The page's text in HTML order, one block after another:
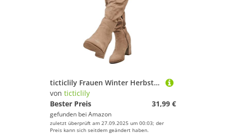
ticticlily Frauen Winter Herbst Mode Casual Langer Knöchel Schuhe Langschaftstiefel Lange Stiefel Klassisch Stiefel mit Hoher Absatz Frauen Freizeitschuhe Aprikose 42 EU
von ticticlily
Bester Preis
31,99 €
gefunden bei Amazon
zuletzt überprüft am 27.09.2025 um 00:03; der
Preis kann sich seitdem geändert haben.